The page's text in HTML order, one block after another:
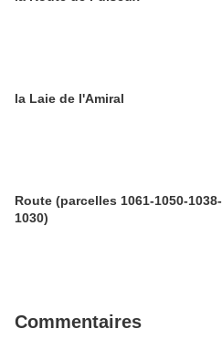
la Laie de l'Amiral
Route (parcelles 1061-1050-1038-
1030)
Commentaires